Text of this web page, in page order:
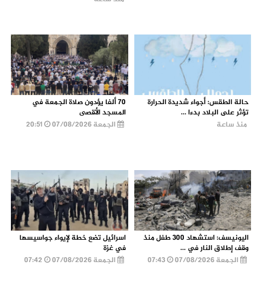
حالة الطقس: أجواء شديدة الحرارة
تؤثر على البلاد بدءا ...
منذ ساعة
70 ألفا يؤدون صلاة الجمعة في
المسجد الأقصى
الجمعة 07/08/2026
20:51
اليونيسف: استشهاد 300 طفل منذ
وقف إطلاق النار في ...
الجمعة 07/08/2026
اسرائيل تضع خطة لإيواء جواسيسها
في غزة
الجمعة 07/08/2026